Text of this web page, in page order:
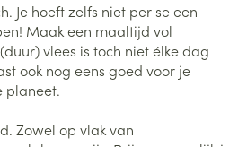
Je hoeft zelfs niet per se een
Maak een maaltijd vol
vlees is toch niet élke dag
ook nog eens goed voor je
planeet.
Zowel op vlak van